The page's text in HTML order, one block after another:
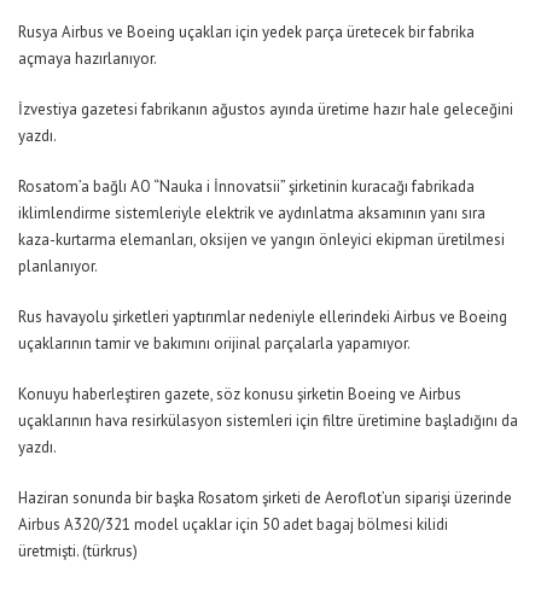
Rusya Airbus ve Boeing uçakları için yedek parça üretecek bir fabrika
açmaya hazırlanıyor.
İzvestiya gazetesi fabrikanın ağustos ayında üretime hazır hale geleceğini
yazdı.
Rosatom’a bağlı AO “Nauka i İnnovatsii” şirketinin kuracağı fabrikada
iklimlendirme sistemleriyle elektrik ve aydınlatma aksamının yanı sıra
kaza-kurtarma elemanları, oksijen ve yangın önleyici ekipman üretilmesi
planlanıyor.
Rus havayolu şirketleri yaptırımlar nedeniyle ellerindeki Airbus ve Boeing
uçaklarının tamir ve bakımını orijinal parçalarla yapamıyor.
Konuyu haberleştiren gazete, söz konusu şirketin Boeing ve Airbus
uçaklarının hava resirkülasyon sistemleri için filtre üretimine başladığını da
yazdı.
Haziran sonunda bir başka Rosatom şirketi de Aeroflot’un siparişi üzerinde
Airbus A320/321 model uçaklar için 50 adet bagaj bölmesi kilidi
üretmişti. (türkrus)